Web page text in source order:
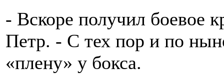
- Вскоре получил боевое
Петр. - С тех пор и по
«плену» у бокса.